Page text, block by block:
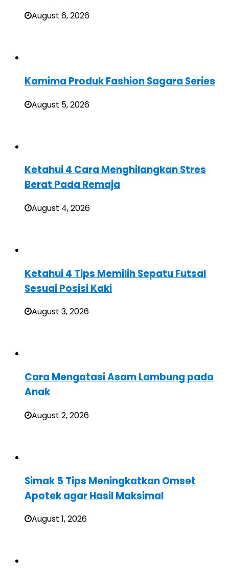
August 6, 2026
Kamima Produk Fashion Sagara Series
August 5, 2026
Ketahui 4 Cara Menghilangkan Stres
Berat Pada Remaja
August 4, 2026
Ketahui 4 Tips Memilih Sepatu Futsal
Sesuai Posisi Kaki
August 3, 2026
Cara Mengatasi Asam Lambung pada
Anak
August 2, 2026
Simak 5 Tips Meningkatkan Omset
Apotek agar Hasil Maksimal
August 1, 2026